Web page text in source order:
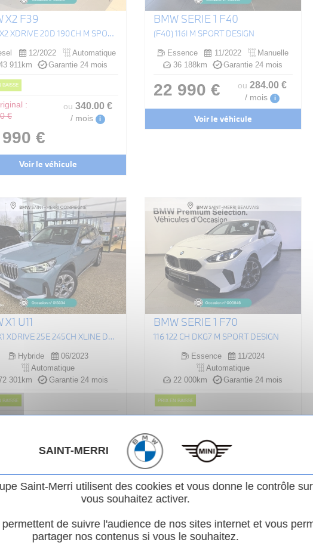
X2 F39
(F39) X2 XDRIVE 20D 190CH M SPORT BVA8
12/2022
Automatique
911km
Garantie 24 mois
BAISSE
:
€
€
ou 340.00 €
/ mois i
Voir le véhicule
BMW SERIE 1 F40
(F40) 116I M SPORT DESIGN
Essence 11/2022
Manuelle
36 188km
Garantie 24 mois
22 990 € ou284.00 €
/ mois i
Voir le véhicule
X1 U11
(U11) X1 XDRIVE 25E 245CH XLINE DKG7
Hybride
06/2023
Automatique
301km
Garantie 24 mois
BAISSE
990 €
Voir le véhicule
BMW SERIE 1 F70
116 122 CH DKG7 M SPORT DESIGN
Essence
11/2024
Automatique
22 000km
Garantie 24 mois
PRIX EN BAISSE
28 490 €
Voir le véhicule
SAINT-MERRI
Saint-Merri utilisent des cookies et vous donne le contrôle
vous souhaitez activer.
de suivre l'audience de nos sites internet et vous
partager nos contenus si vous le souhaitez.